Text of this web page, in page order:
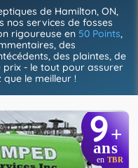
de Hamilton, ON,
nos services de fosses
rigoureuse en 50 Points,
des
des plaintes, de
prix - le tout pour assurer
que le meilleur !
9+
ans
en TBR